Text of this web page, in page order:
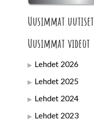
Uusimmat uutiset
Uusimmat videot
Lehdet 2026
Lehdet 2025
Lehdet 2024
Lehdet 2023